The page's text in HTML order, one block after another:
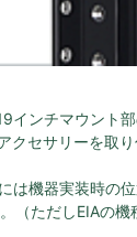
インチマウント
クセサリーを取
は機器実装時の
（ただしEIAの機